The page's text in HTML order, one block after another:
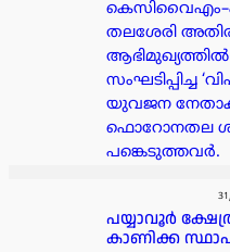
തലശേരി
ആഭിമുഖ്യത്തിൽ
സംഘടിപ്പിച്ച
യുവജന
ഫൊറോനതല
പങ്കെടുത്തവർ.
പയ്യാവൂർ
കാണിക്ക